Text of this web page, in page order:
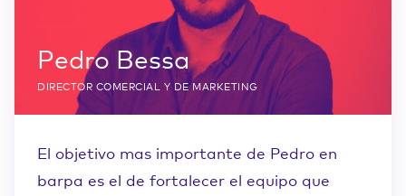
Pedro Bessa
DIRECTOR COMERCIAL Y DE MARKETING
El objetivo mas importante de Pedro en
barpa es el de fortalecer el equipo que